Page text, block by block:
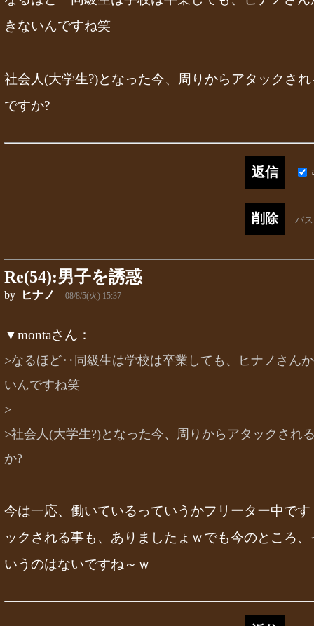
きないんですね笑
社会人(大学生?)となった今、周りからアタックさ
ですか?
パ
Re(54):男子を誘惑
by ヒナノ 08/8/5(火) 15:37
▼montaさん：
>なるほど‥同級生は学校は卒業しても、ヒナノさん
いんですね笑
>
>社会人(大学生?)となった今、周りからアタックされ
か?
今は一応、働いているっていうかフリーター中で
ックされる事も、ありましたょｗでも今のところ
いうのはないですね～ｗ